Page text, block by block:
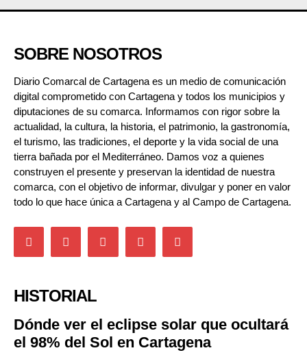
SOBRE NOSOTROS
Diario Comarcal de Cartagena es un medio de comunicación
digital comprometido con Cartagena y todos los municipios y
diputaciones de su comarca. Informamos con rigor sobre la
actualidad, la cultura, la historia, el patrimonio, la gastronomía,
el turismo, las tradiciones, el deporte y la vida social de una
tierra bañada por el Mediterráneo. Damos voz a quienes
construyen el presente y preservan la identidad de nuestra
comarca, con el objetivo de informar, divulgar y poner en valor
todo lo que hace única a Cartagena y al Campo de Cartagena.
HISTORIAL
Dónde ver el eclipse solar que ocultará
el 98% del Sol en Cartagena